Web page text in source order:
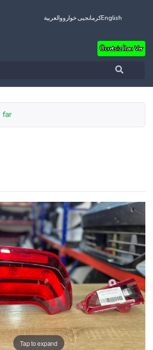
العربيةکرمانجیی خوارووEnglish
Ücretsiz İlan Ver
far
Tap to expand